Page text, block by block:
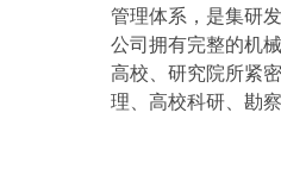
管理体系，是集研
公司拥有完整的机
高校、研究院所紧
理、高校科研、勘